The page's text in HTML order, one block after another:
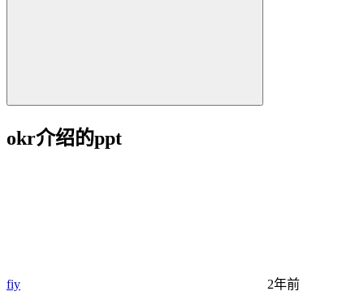
okr介绍的ppt
fiy 2年前